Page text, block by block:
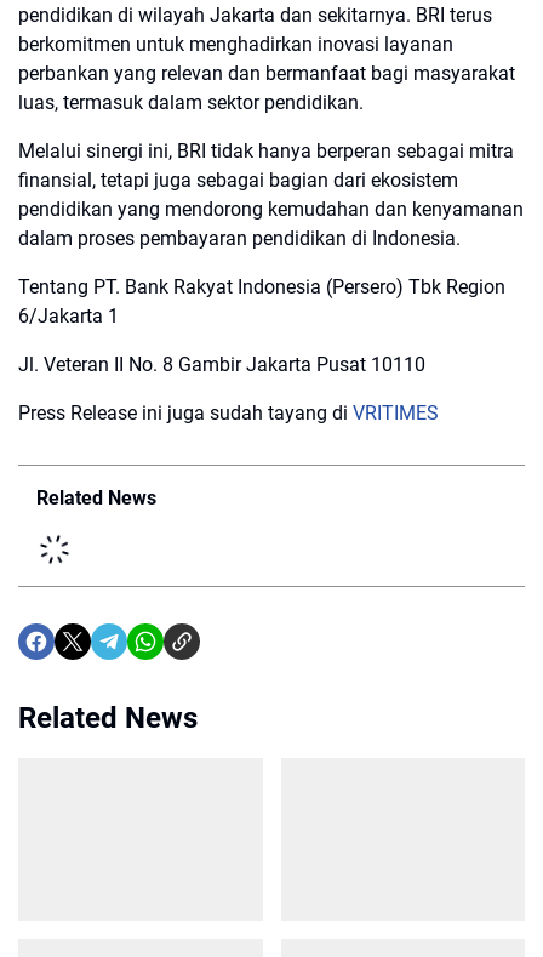
pendidikan di wilayah Jakarta dan sekitarnya. BRI terus
berkomitmen untuk menghadirkan inovasi layanan
perbankan yang relevan dan bermanfaat bagi masyarakat
luas, termasuk dalam sektor pendidikan.
Melalui sinergi ini, BRI tidak hanya berperan sebagai mitra
finansial, tetapi juga sebagai bagian dari ekosistem
pendidikan yang mendorong kemudahan dan kenyamanan
dalam proses pembayaran pendidikan di Indonesia.
Tentang PT. Bank Rakyat Indonesia (Persero) Tbk Region
6/Jakarta 1
Jl. Veteran II No. 8 Gambir Jakarta Pusat 10110
Press Release ini juga sudah tayang di VRITIMES
Related News
Related News